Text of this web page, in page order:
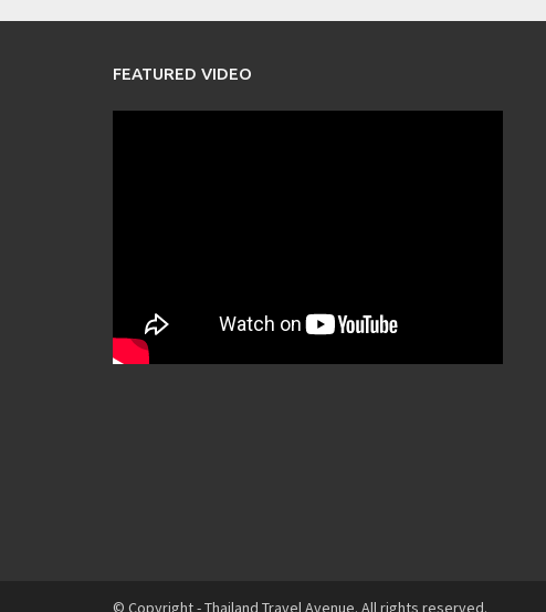
FEATURED VIDEO
© Copyright - Thailand Travel Avenue. All rights reserved.